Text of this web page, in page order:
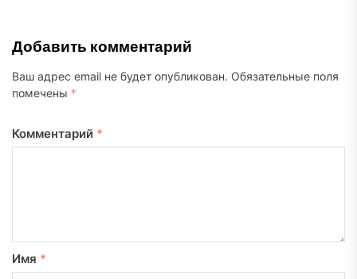
Добавить комментарий
Ваш адрес email не будет опубликован. Обязательные поля
помечены *
Комментарий *
Имя *